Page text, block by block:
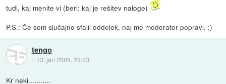
tudi, kaj menite vi (beri: kaj je rešitev naloge)
P.S.: Če sem slučajno sfalil oddelek, naj me moderator popravi. ;)
tengo
:: 13. jan 2005, 23:23
Kr neki...........